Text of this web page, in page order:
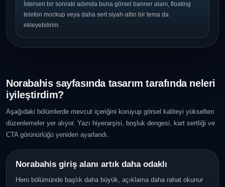
İstersen bir sonraki adımda buna görsel banner alanı, floating
telefon mockup veya daha sert siyah-altın bir tema da
ekleyebilirim.
Norabahis sayfasında tasarım tarafında neleri
iyileştirdim?
Aşağıdaki bölümlerde mevcut içeriğini koruyup görsel kaliteyi yükselten
düzenlemeler yer alıyor. Yazı hiyerarşisi, boşluk dengesi, kart sertliği ve
CTA görünürlüğü yeniden ayarlandı.
Norabahis giriş alanı artık daha odaklı
Hero bölümünde başlık daha büyük, açıklama daha rahat okunur